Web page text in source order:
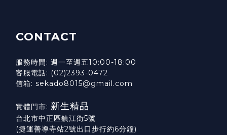
CONTACT
服務時間: 週一至週五10:00-18:00
客服電話: (02)2393-0472
信箱: sekado8015@gmail.com
實體門市: 新生精品
台北市中正區鎮江街5號
(捷運善導寺站2號出口步行約6分鐘)